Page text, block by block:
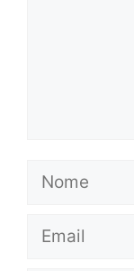
Nome
Email